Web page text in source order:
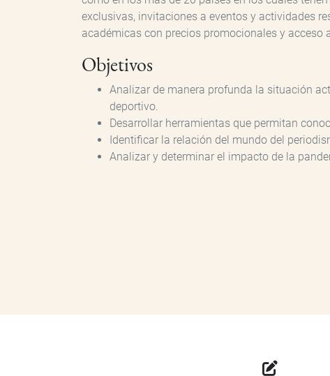
exclusivas, invitaciones a eventos y actividades
académicas con precios promocionales y
Objetivos
Analizar de manera profunda la situación
deportivo.
Desarrollar herramientas que permitan
Identificar la relación del mundo del
Analizar y determinar el impacto de la